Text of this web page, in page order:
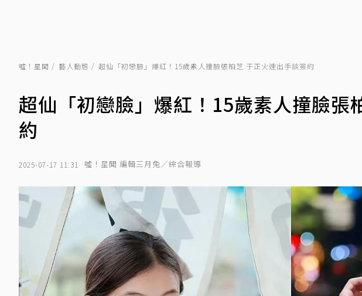
噓！星聞 藝人動態 超仙「初戀臉」爆紅！15歲素人撞臉張柏芝 于正火速出手談簽約
超仙「初戀臉」爆紅！15歲素人撞臉張
約
2025-07-17 11:31 噓！星聞 編輯三月兔／綜合報導